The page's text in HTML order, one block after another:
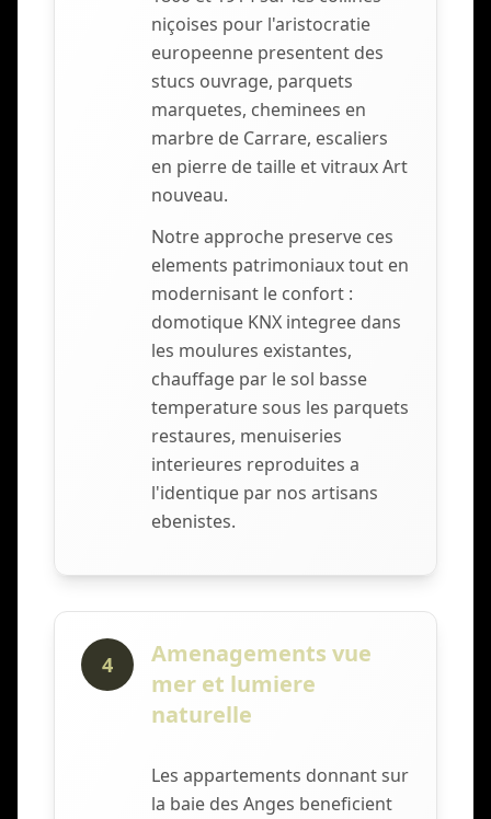
niçoises pour l'aristocratie
europeenne presentent des
stucs ouvrage, parquets
marquetes, cheminees en
marbre de Carrare, escaliers
en pierre de taille et vitraux Art
nouveau.
Notre approche preserve ces
elements patrimoniaux tout en
modernisant le confort :
domotique KNX integree dans
les moulures existantes,
chauffage par le sol basse
temperature sous les parquets
restaures, menuiseries
interieures reproduites a
l'identique par nos artisans
ebenistes.
4
Amenagements vue
mer et lumiere
naturelle
Les appartements donnant sur
la baie des Anges beneficient